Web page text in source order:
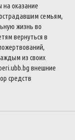
на оказание
семьям,
жизнь во
вернуться в
,
из своих
.ubb.bg внешние
средств